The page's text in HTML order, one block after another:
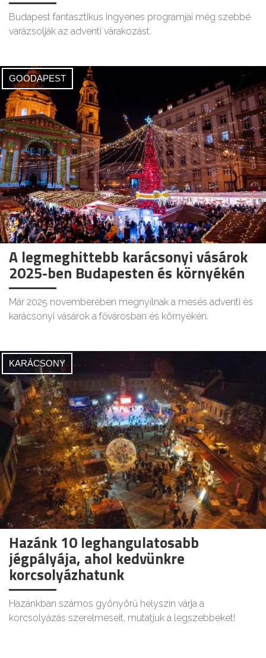
Budapest fantasztikus ingyenes programjai még szebbé
varázsolják az adventi várakozást.
GOODAPEST
A legmeghittebb karácsonyi vásárok
2025-ben Budapesten és környékén
Már 2025 novemberében megnyílnak a mesés adventi és
karácsonyi vásárok a fővárosban és környékén.
KARÁCSONY
Hazánk 10 leghangulatosabb
jégpályája, ahol kedvünkre
korcsolyázhatunk
Hazánkban számos gyönyörű helyszín várja a
korcsolyázás szerelmeseit, mutatjuk a legszebbeket!